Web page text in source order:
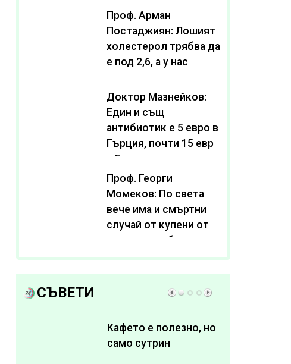
Проф. Арман
Постаджиян: Лошият
холестерол трябва да
е под 2,6, а у нас
нива от 3,2
Доктор Мазнейков:
Един и същ
антибиотик e 5 евро в
Гърция, почти 15 евро
в България
Проф. Георги
Момеков: По света
вече има и смъртни
случай от купени от
интернет субстанции
за отслабване
СЪВЕТИ
Кафето е полезно, но
само сутрин